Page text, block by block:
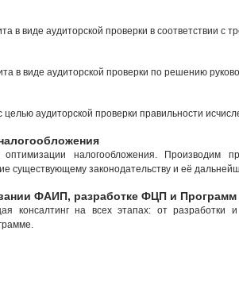
в виде аудиторской проверки в соответствии с
в виде аудиторской проверки по решению
целью аудиторской проверки правильности
налогообложения. Производим
существующему законодательству и её
ФАИП, разработке ФЦП и Программ
консалтинг на всех этапах: от